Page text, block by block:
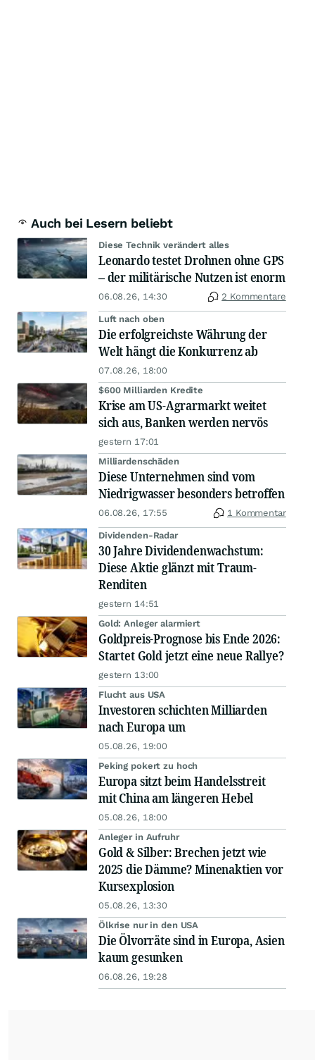
Auch bei Lesern beliebt
Diese Technik verändert alles
Leonardo testet Drohnen ohne GPS
– der militärische Nutzen ist enorm
06.08.26, 14:30 2 Kommentare
Luft nach oben
Die erfolgreichste Währung der
Welt hängt die Konkurrenz ab
07.08.26, 18:00
$600 Milliarden Kredite
Krise am US-Agrarmarkt weitet
sich aus, Banken werden nervös
gestern 17:01
Milliardenschäden
Diese Unternehmen sind vom
Niedrigwasser besonders betroffen
06.08.26, 17:55 1 Kommentar
Dividenden-Radar
30 Jahre Dividendenwachstum:
Diese Aktie glänzt mit Traum-
Renditen
gestern 14:51
Gold: Anleger alarmiert
Goldpreis-Prognose bis Ende 2026:
Startet Gold jetzt eine neue Rallye?
gestern 13:00
Flucht aus USA
Investoren schichten Milliarden
nach Europa um
05.08.26, 19:00
Peking pokert zu hoch
Europa sitzt beim Handelsstreit
mit China am längeren Hebel
05.08.26, 18:00
Anleger in Aufruhr
Gold & Silber: Brechen jetzt wie
2025 die Dämme? Minenaktien vor
Kursexplosion
05.08.26, 13:30
Ölkrise nur in den USA
Die Ölvorräte sind in Europa, Asien
kaum gesunken
06.08.26, 19:28